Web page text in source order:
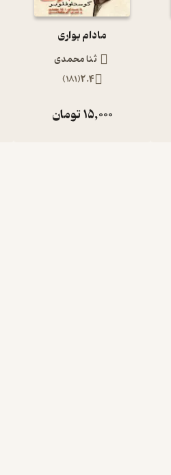
مادام بواری
ثنا محمدی
2.4
(
181
)
15,000تومان